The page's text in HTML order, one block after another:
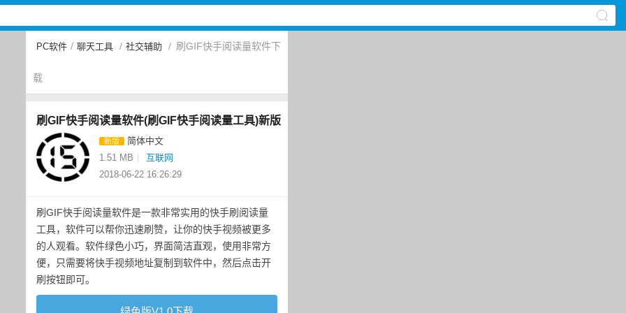
PC软件 / 聊天工具 / 社交辅助 / 刷GIF快手阅读量软件下
载
刷GIF快手阅读量软件(刷GIF快手阅读量工具)新版
新版
简体中文
1.51 MB
互联网
2018-06-22 16:26:29
刷GIF快手阅读量软件是一款非常实用的快手刷阅读量
工具，软件可以帮你迅速刷赞，让你的快手视频被更多
的人观看。软件绿色小巧，界面简洁直观，使用非常方
便，只需要将快手视频地址复制到软件中，然后点击开
刷按钮即可。